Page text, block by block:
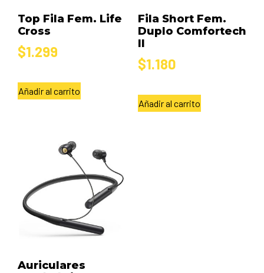
Top Fila Fem. Life
Cross
$1.299
Añadir al carrito
Fila Short Fem.
Duplo Comfortech
II
$1.180
Añadir al carrito
Auriculares